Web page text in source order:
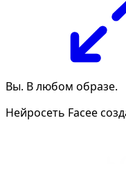
Вы. В любом образе.
Нейросеть Facee